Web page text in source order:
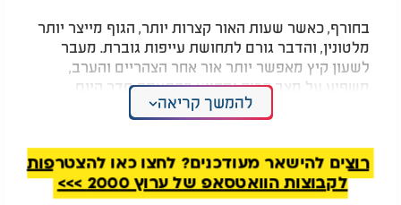
בחורף, כאשר שעות האור קצרות יותר, הגוף מייצר יותר
מלטונין, והדבר גורם לתחושת עייפות גוברת. מעבר
לשעון קיץ מאפשר יותר אור אחר הצהריים והערב,
משפיע על מצב הרוח ומסייע בהתאמת סדר היום
לשעות האור, גם בתקופה הביטחונית המורכבת שבה
אזרחי ישראל נדרשים לערנות מירבית.
להמשך קריאה
רוצים להישאר מעודכנים? לחצו כאן להצטרפות
לקבוצות הוואטסאפ של ערוץ 2000 >>>